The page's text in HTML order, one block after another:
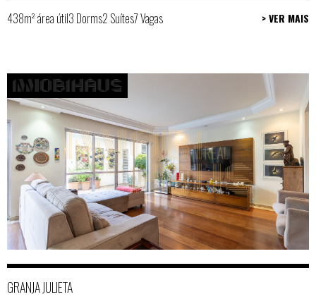
438m² área útil3 Dorms2 Suítes7 Vagas > VER MAIS
GRANJA JULIETA